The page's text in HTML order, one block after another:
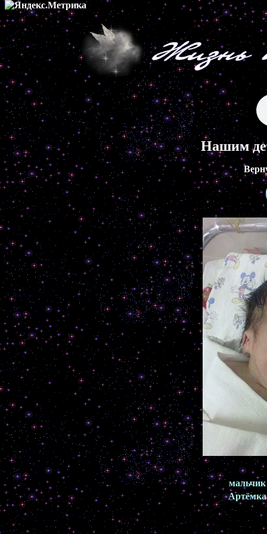
Нашим
мальчик
Артёмка